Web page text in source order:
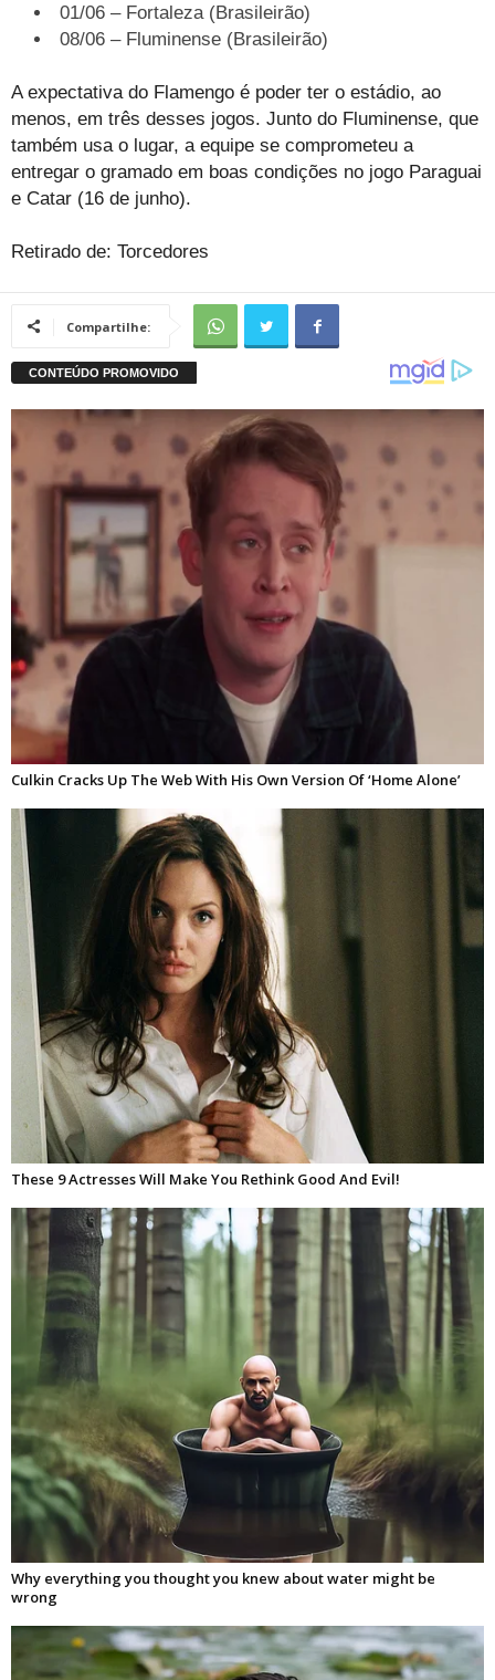
01/06 – Fortaleza (Brasileirão)
08/06 – Fluminense (Brasileirão)
A expectativa do Flamengo é poder ter o estádio, ao
menos, em três desses jogos. Junto do Fluminense, que
também usa o lugar, a equipe se comprometeu a
entregar o gramado em boas condições no jogo Paraguai
e Catar (16 de junho).
Retirado de: Torcedores
Compartilhe: